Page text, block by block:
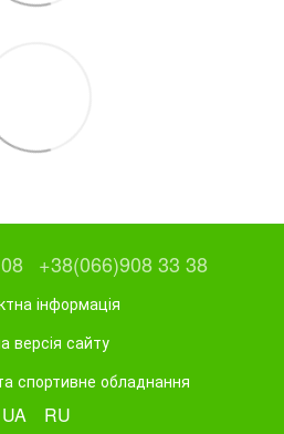
+38(066)908 33 38
інформація
версія сайту
спортивне обладнання
UA RU